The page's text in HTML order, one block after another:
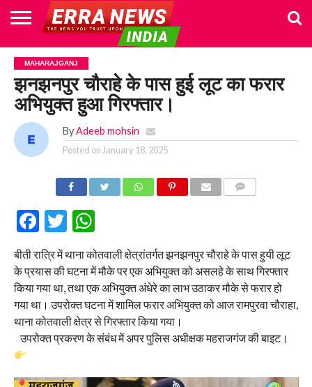
HOME
POLITICS
NEWS
BUSINESS
CULTURE
NATIONAL
SPORTS
LIFESTYLE
TRAVEL
OPINION
BREAKING
NEWS
ENTERTAINMENT
WORLD
CRIME
JOIN
US
MAHARAJGANJ
झनझनपुर चौराहे के पास हुई लूट का फरार
अभियुक्त हुआ गिरफ्तार।
By Adeeb mohsin
Posted on January 18, 2025
Facebook
Twitter
WhatsApp
बीती रात्रि में थाना कोतवाली क्षेत्रांतर्गत झनझनपुर चौराहे के पास हुयी लूट
के प्रयास की घटना में मौके पर एक अभियुक्त को असलहे के साथ गिरफ्तार
किया गया था, तथा एक अभियुक्त अंधेरे का लाभ उठाकर मौके से फरार हो
गया था। उपरोक्त घटना में शामिल फरार अभियुक्त को आज रामपुरवा चौराहा,
थाना कोतवाली क्षेत्र से गिरफ्तार किया गया।
उपरोक्त प्रकरण के संबंध में अपर पुलिस अधीक्षक महराजगंज की बाइट।